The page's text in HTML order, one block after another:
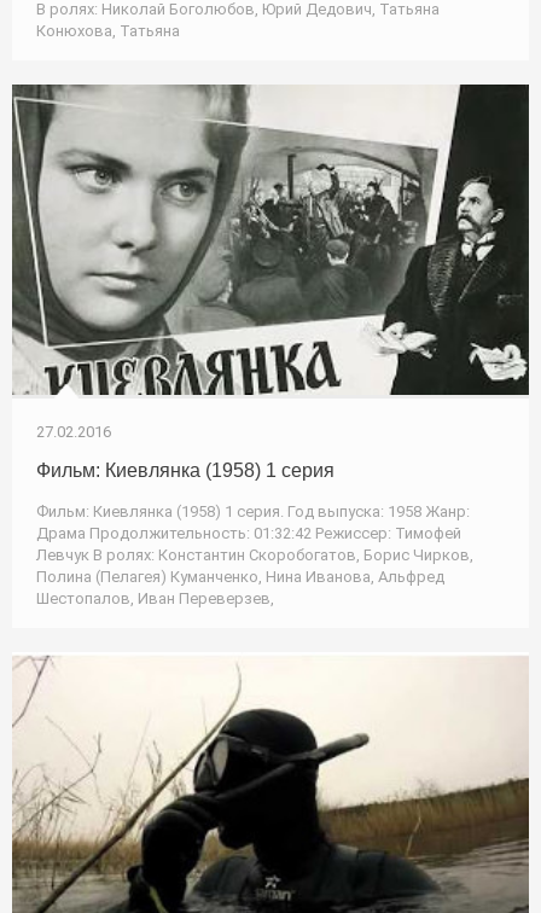
В ролях: Николай Боголюбов, Юрий Дедович, Татьяна
Конюхова, Татьяна
27.02.2016
Фильм: Киевлянка (1958) 1 серия
Фильм: Киевлянка (1958) 1 серия. Год выпуска: 1958 Жанр:
Драма Продолжительность: 01:32:42 Режиссер: Тимофей
Левчук В ролях: Константин Скоробогатов, Борис Чирков,
Полина (Пелагея) Куманченко, Нина Иванова, Альфред
Шестопалов, Иван Переверзев,